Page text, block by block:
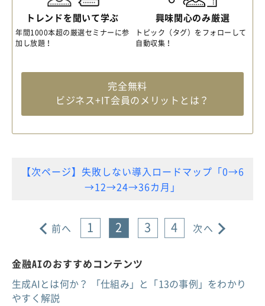
トレンドを聞いて学ぶ
年間1000本超の厳選セミナーに参
加し放題！
興味関心のみ厳選
トピック（タグ）をフォローして
自動収集！
完全無料
ビジネス+IT会員のメリットとは？
【次ページ】失敗しない導入ロードマップ「0→6
→12→24→36カ月」
前へ 1 2 3 4 次へ
金融AIのおすすめコンテンツ
生成AIとは何か？ 「仕組み」と「13の事例」をわかり
やすく解説